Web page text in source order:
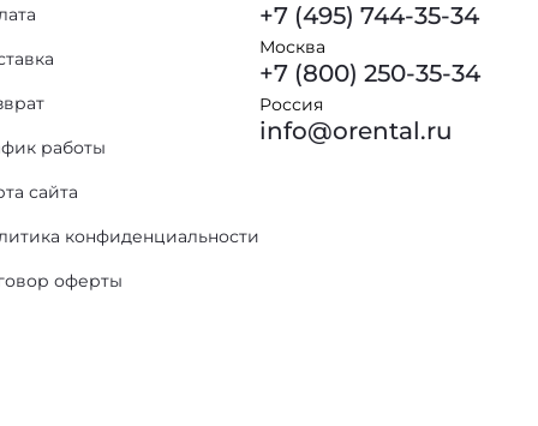
работы
сайта
конфиденциальности
оферты
+7 (495) 744-35-34
Москва
+7 (800) 250-35-34
Россия
info@orental.ru